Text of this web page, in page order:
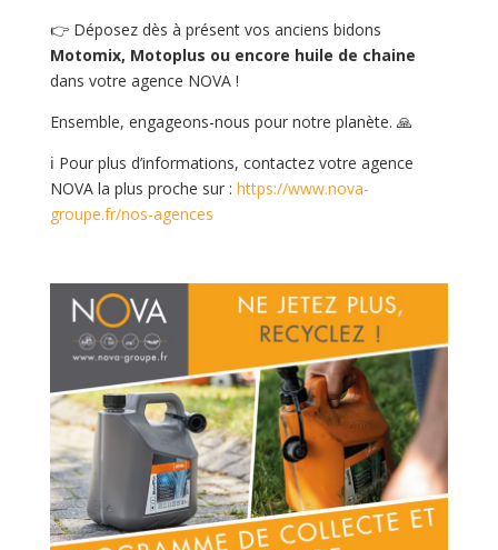
👉 Déposez dès à présent vos anciens bidons
Motomix, Motoplus ou encore huile de chaine
dans votre agence NOVA !
Ensemble, engageons-nous pour notre planète. 🙏
ℹ Pour plus d’informations, contactez votre agence
NOVA la plus proche sur : https://www.nova-
groupe.fr/nos-agences